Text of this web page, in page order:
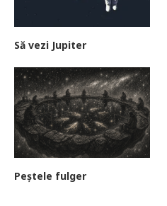
Să vezi Jupiter
Peștele fulger